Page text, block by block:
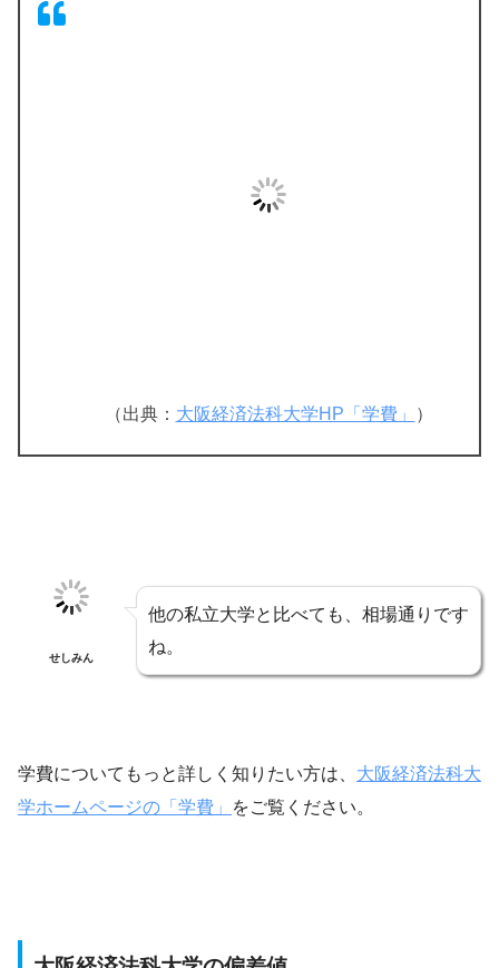
（出典： 大阪経済法科大学HP「学費」 ）
せしみん
他の私立大学と比べても、相場通りです
ね。
学費についてもっと詳しく知りたい方は、 大阪経済法科大
学ホームページの「学費」
をご覧ください。